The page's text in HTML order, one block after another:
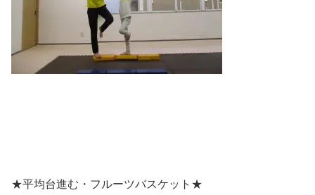
★平均台進む・フルーツバスケット★